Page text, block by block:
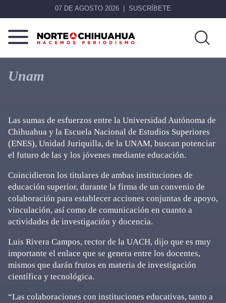
07 DE AGOSTO 2026 SUSCRÍBETE
Norte
Chihuahua
Más
que
noticias,
Unam
Las sumas de esfuerzos entre la Universidad Autónoma de
Chihuahua y la Escuela Nacional de Estudios Superiores
(ENES), Unidad Juriquilla, de la UNAM, buscan potenciar
el futuro de las y los jóvenes mediante educación.
Coincidieron los titulares de ambas instituciones de
educación superior, durante la firma de un convenio de
colaboración para establecer acciones conjuntas de apoyo,
vinculación, así como de comunicación en cuanto a
actividades de investigación y docencia.
Luis Rivera Campos, rector de la UACH, dijo que es muy
importante el enlace que se genera entre los docentes,
mismos que darán frutos en materia de investigación
científica y tecnológica.
“Las colaboraciones con instituciones educativas, tanto a